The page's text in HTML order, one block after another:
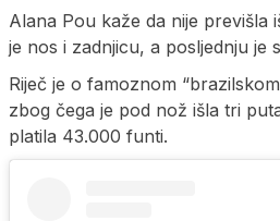
Alana Pou kaže da nije previšla
je nos i zadnjicu, a posljednju je
Riječ je o famoznom
zbog čega je pod nož išla tri
platila 43.000 funti.